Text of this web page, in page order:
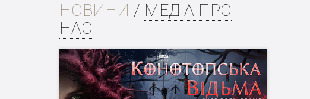
НОВИНИ / МЕДІА ПРО
НАС